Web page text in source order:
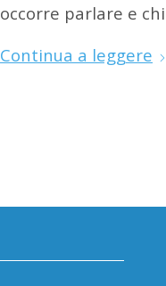
occorre parlare e
Continua a leggere